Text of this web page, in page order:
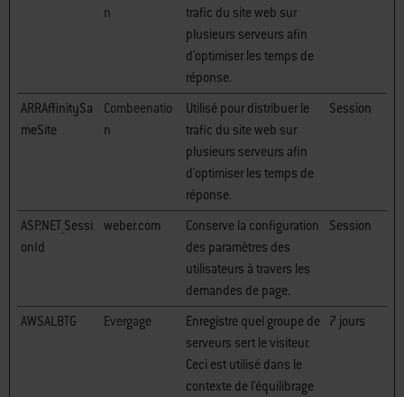
n
trafic du site web sur
plusieurs serveurs afin
d'optimiser les temps de
réponse.
ARRAffinitySa
meSite
Combeenatio
n
Utilisé pour distribuer le
trafic du site web sur
plusieurs serveurs afin
d'optimiser les temps de
réponse.
Session
ASP.NET_Sessi
onId
weber.com
Conserve la configuration
des paramètres des
utilisateurs à travers les
demandes de page.
Session
AWSALBTG Evergage
Enregistre quel groupe de
serveurs sert le visiteur.
Ceci est utilisé dans le
contexte de l'équilibrage
7 jours